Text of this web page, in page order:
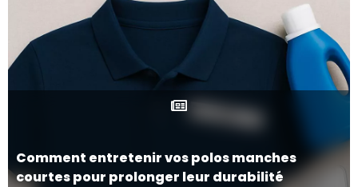
Comment entretenir vos polos manches
courtes pour prolonger leur durabilité